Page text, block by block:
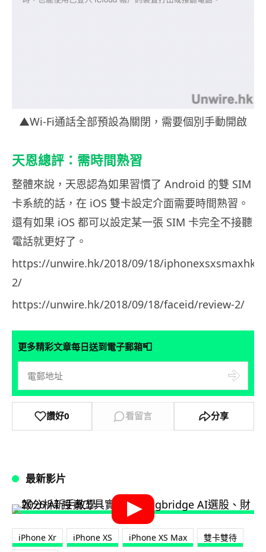
▲Wi-Fi通話全部預設為關閉，需要個別手動開啟
天恩總評：需時間熟習
整體來說，天恩認為如果習慣了 Android 的雙 SIM
卡系統的話，在 iOS 雙卡設定介面需要時間熟習。
還有如果 iOS 都可以設定某一張 SIM 卡完全不接聽
電話就更好了。
https://unwire.hk/2018/09/18/
2/
https://unwire.hk/2018/09/18/faceid/review-2/
更多精彩文章每日送到電子郵箱📮
讚好0 看留言 分享
最新影片
iPhone Xr iPhone XS iPhone XS Max
雙卡雙待